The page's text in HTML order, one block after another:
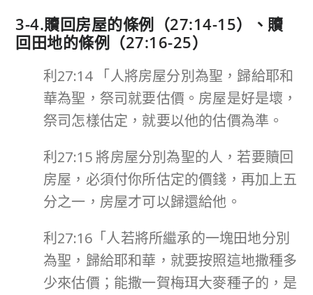
3-4.贖回房屋的條例（27:14-15）、贖
回田地的條例（27:16-25）
利27:14 「人將房屋分別為聖，歸給耶和
華為聖，祭司就要估價。房屋是好是壞，
祭司怎樣估定，就要以他的估價為準。
利27:15 將房屋分別為聖的人，若要贖回
房屋，必須付你所估定的價錢，再加上五
分之一，房屋才可以歸還給他。
利27:16「人若將所繼承的一塊田地分別
為聖，歸給耶和華，就要按照這地撒種多
少來估價；能撒一賀梅珥大麥種子的，是